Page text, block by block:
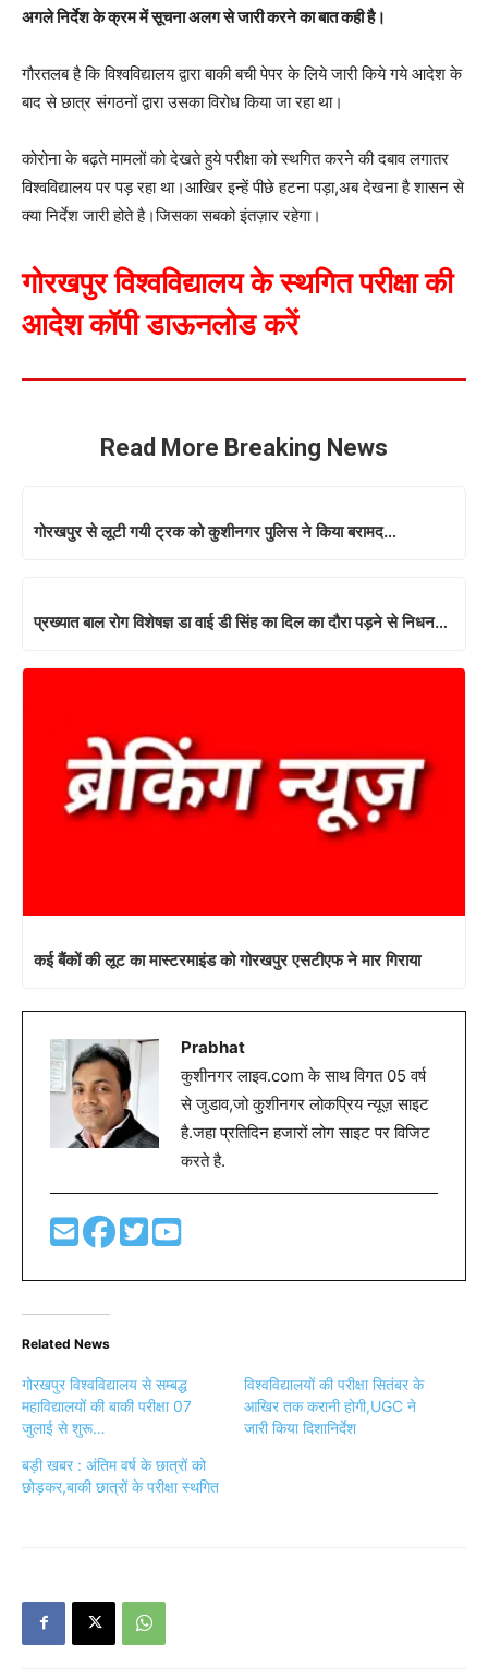
अगले निर्देश के क्रम में सूचना अलग से जारी करने का बात कही है।
गौरतलब है कि विश्वविद्यालय द्वारा बाकी बची पेपर के लिये जारी किये गये आदेश के
बाद से छात्र संगठनों द्वारा उसका विरोध किया जा रहा था।
कोरोना के बढ़ते मामलों को देखते हुये परीक्षा को स्थगित करने की दबाव लगातर
विश्वविद्यालय पर पड़ रहा था।आखिर इन्हें पीछे हटना पड़ा,अब देखना है शासन से
क्या निर्देश जारी होते है।जिसका सबको इंतज़ार रहेगा।
गोरखपुर विश्वविद्यालय के स्थगित परीक्षा की
आदेश कॉपी डाऊनलोड करें
Read More Breaking News
गोरखपुर से लूटी गयी ट्रक को कुशीनगर पुलिस ने किया बरामद…
प्रख्यात बाल रोग विशेषज्ञ डा वाई डी सिंह का दिल का दौरा पड़ने से निधन…
कई बैंकों की लूट का मास्टरमाइंड को गोरखपुर एसटीएफ ने मार गिराया
Prabhat
कुशीनगर लाइव.com के साथ विगत 05 वर्ष
से जुडाव,जो कुशीनगर लोकप्रिय न्यूज़ साइट
है.जहा प्रतिदिन हजारों लोग साइट पर विजिट
करते है.
Related News
गोरखपुर विश्वविद्यालय से सम्बद्ध
महाविद्यालयों की बाकी परीक्षा 07
जुलाई से शुरू…
विश्वविद्यालयों की परीक्षा सितंबर के
आखिर तक करानी होगी,UGC ने
जारी किया दिशानिर्देश
बड़ी खबर : अंतिम वर्ष के छात्रों को
छोड़कर,बाकी छात्रों के परीक्षा स्थगित